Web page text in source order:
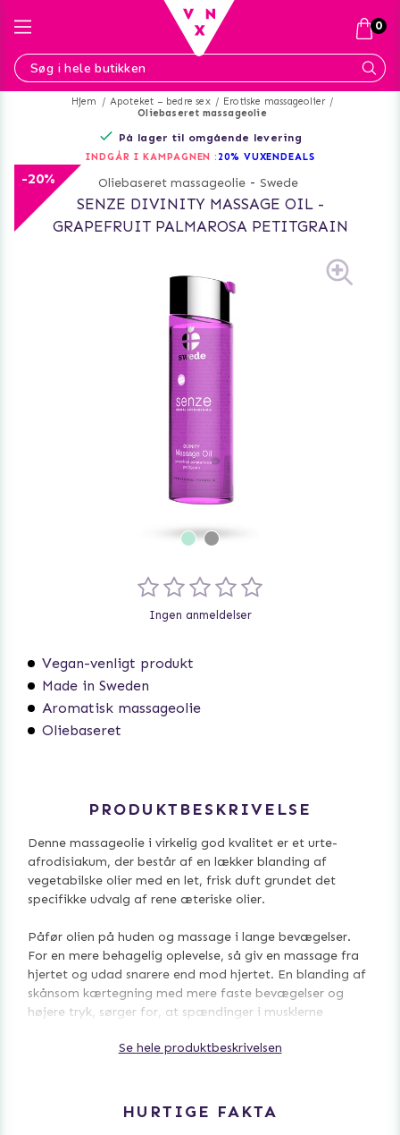
Hjem Apoteket – bedre sex
Erotiske massageolier
Oliebaseret massageolie
På lager til omgående levering
INDGÅR I KAMPAGNEN : 20% VUXENDEALS
-20% Oliebaseret massageolie - Swede
SENZE DIVINITY MASSAGE OIL -
GRAPEFRUIT PALMAROSA PETITGRAIN
Vegan-venligt produkt
Made in Sweden
Aromatisk massageolie
Oliebaseret
Ingen anmeldelser
PRODUKTBESKRIVELSE
Denne massageolie i virkelig god kvalitet er et urte-
afrodisiakum, der består af en lækker blanding af
vegetabilske olier med en let, frisk duft grundet det
specifikke udvalg af rene æteriske olier.
Påfør olien på huden og massage i lange bevægelser.
For en mere behagelig oplevelse, så giv en massage fra
hjertet og udad snarere end mod hjertet. En blanding af
skånsom kærtegning med mere faste bevægelser og
højere tryk, sørger for, at spændinger i musklerne
den olie, som du har til hensigt at bruge, i et lille
Se hele produktbeskrivelsen
HURTIGE FAKTA
0